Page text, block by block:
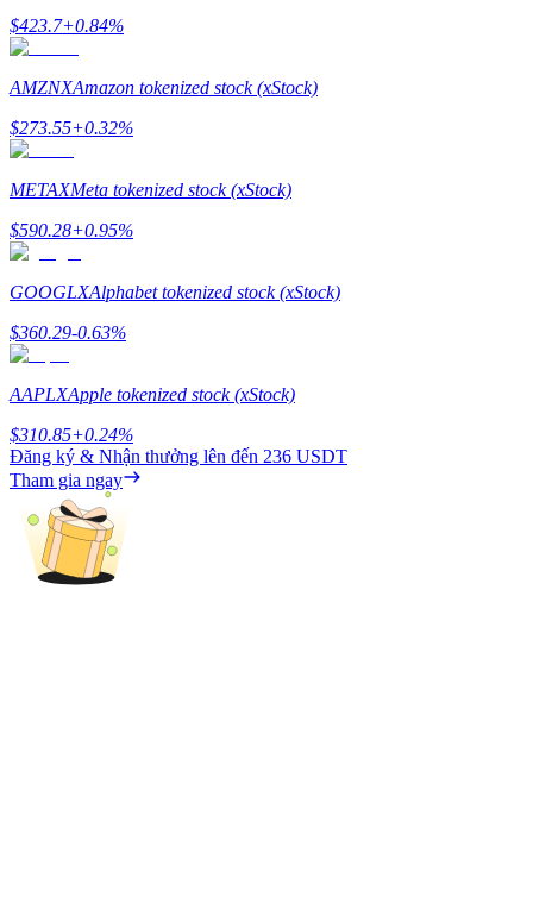
Staking
Lợi nhuận cao và truy cập ngay lập tức
Launchpool
Đặt cọc linh hoạt để kiếm được các token phổ biến.
Khóa BTR
$423.7+0.84%
AMZNXAmazon tokenized stock (xStock)
$273.55+0.32%
METAXMeta tokenized stock (xStock)
$590.28+0.95%
GOOGLXAlphabet tokenized stock (xStock)
$360.29-0.63%
AAPLXApple tokenized stock (xStock)
$310.85+0.24%
Đăng ký & Nhận thưởng lên đến 236 USDT
Tham gia ngay